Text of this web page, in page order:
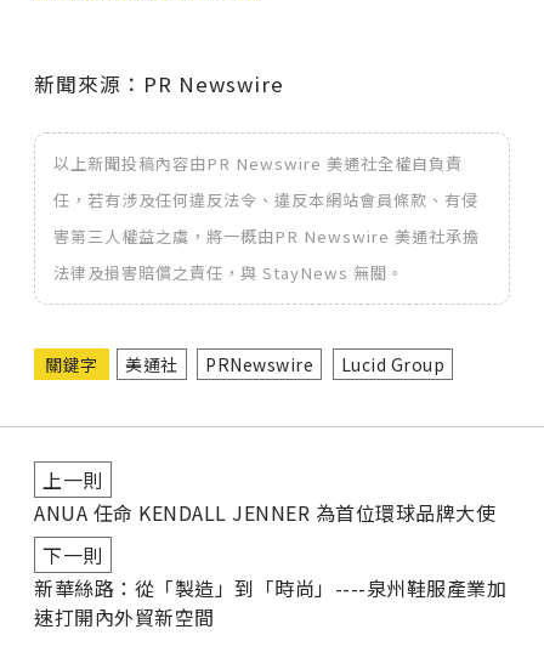
新聞來源：PR Newswire
以上新聞投稿內容由PR Newswire 美通社全權自負責
任，若有涉及任何違反法令、違反本網站會員條款、有侵
害第三人權益之虞，將一概由PR Newswire 美通社承擔
法律及損害賠償之責任，與 StayNews 無關。
關鍵字 美通社 PRNewswire Lucid Group
上一則
ANUA 任命 KENDALL JENNER 為首位環球品牌大使
下一則
新華絲路：從「製造」到「時尚」----泉州鞋服產業加
速打開內外貿新空間